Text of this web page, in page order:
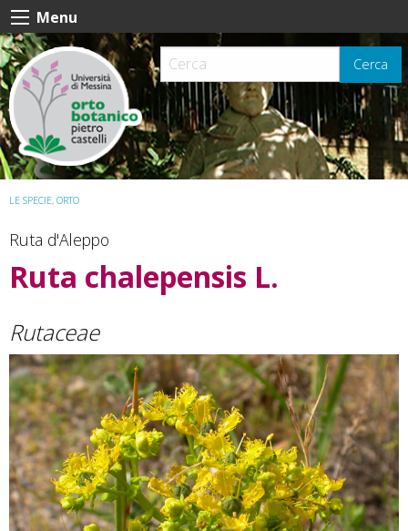
Skip
to
content
Menu
Cerca
LE SPECIE, ORTO
Ruta d'Aleppo
Ruta chalepensis L.
Rutaceae